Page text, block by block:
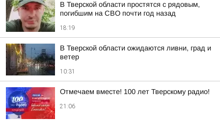
В Тверской области простятся с рядовым,
погибшим на СВО почти год назад
18:19
В Тверской области ожидаются ливни, град и
ветер
10:31
Отмечаем вместе! 100 лет Тверскому радио!
21:06